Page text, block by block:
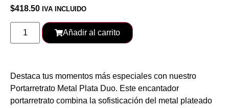
$418.50 IVA INCLUIDO
Añadir al carrito
Destaca tus momentos más especiales con nuestro
Portarretrato Metal Plata Duo. Este encantador
portarretrato combina la sofisticación del metal plateado